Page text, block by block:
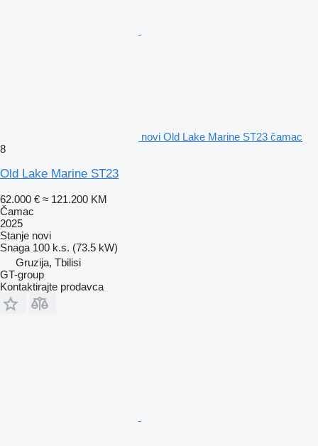
novi Old Lake Marine ST23 čamac
8
Old Lake Marine ST23
62.000 € ≈ 121.200 KM
Čamac
2025
Stanje novi
Snaga 100 k.s. (73.5 kW)
Gruzija, Tbilisi
GT-group
Kontaktirajte prodavca